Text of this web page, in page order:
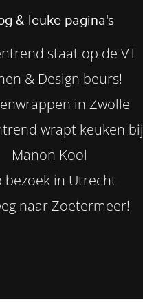
& leuke pagina's
staat op de VT
& Design beurs!
in Zwolle
wrapt keuken bij
Manon Kool
bezoek in Utrecht
naar Zoetermeer!